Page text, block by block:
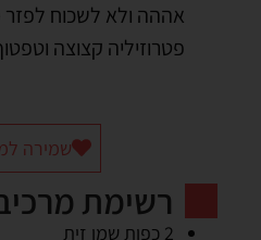
אההה ולא לשכוח
פטרוזיליה קצוצה
רשימת
שמירה
2 כפות שמן זית